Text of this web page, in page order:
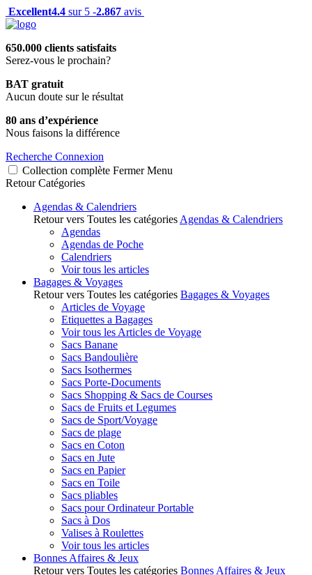
Excellent4.4 sur 5 -2.867 avis
650.000 clients satisfaits
Serez-vous le prochain?
BAT gratuit
Aucun doute sur le résultat
80 ans d’expérience
Nous faisons la différence
Recherche Connexion
Collection complète Fermer Menu
Retour Catégories
Agendas & Calendriers
Retour vers Toutes les catégories Agendas & Calendriers
Agendas
Agendas de Poche
Calendriers
Voir tous les articles
Bagages & Voyages
Retour vers Toutes les catégories Bagages & Voyages
Articles de Voyage
Etiquettes a Bagages
Voir tous les Articles de Voyage
Sacs Banane
Sacs Bandoulière
Sacs Isothermes
Sacs Porte-Documents
Sacs Shopping & Sacs de Courses
Sacs de Fruits et Legumes
Sacs de Sport/Voyage
Sacs de plage
Sacs en Coton
Sacs en Jute
Sacs en Papier
Sacs en Toile
Sacs pliables
Sacs pour Ordinateur Portable
Sacs à Dos
Valises à Roulettes
Voir tous les articles
Bonnes Affaires & Jeux
Retour vers Toutes les catégories Bonnes Affaires & Jeux